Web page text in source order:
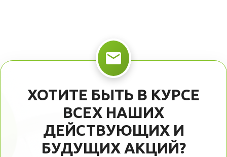
ХОТИТЕ БЫТЬ В КУРСЕ
ВСЕХ НАШИХ
ДЕЙСТВУЮЩИХ И
БУДУЩИХ АКЦИЙ?